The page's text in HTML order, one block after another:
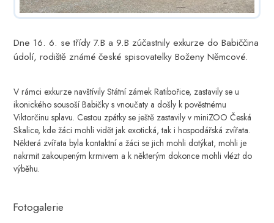
Dne 16. 6. se třídy 7.B a 9.B zúčastnily exkurze do Babiččina
údolí, rodiště známé české spisovatelky Boženy Němcové.
V rámci exkurze navštívily Státní zámek Ratibořice, zastavily se u
ikonického sousoší Babičky s vnoučaty a došly k pověstnému
Viktorčinu splavu. Cestou zpátky se ještě zastavily v miniZOO Česká
Skalice, kde žáci mohli vidět jak exotická, tak i hospodářská zvířata.
Některá zvířata byla kontaktní a žáci se jich mohli dotýkat, mohli je
nakrmit zakoupeným krmivem a k některým dokonce mohli vlézt do
výběhu.
Fotogalerie